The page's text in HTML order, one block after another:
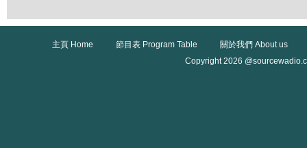
主頁 Home 節目表 Program Table
關於我們 About us
Copyright 2026